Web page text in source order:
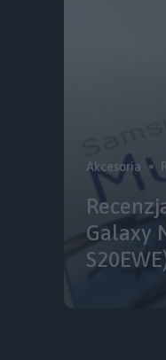
Akcesoria
Galaxy